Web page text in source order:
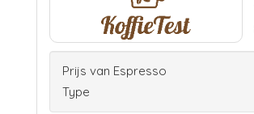
Prijs van Espresso
Type